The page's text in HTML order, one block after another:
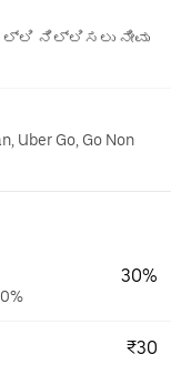
ನಿಲ್ಲಿಸಲು ನೀವು
Uber Go, Go Non
30%
₹30